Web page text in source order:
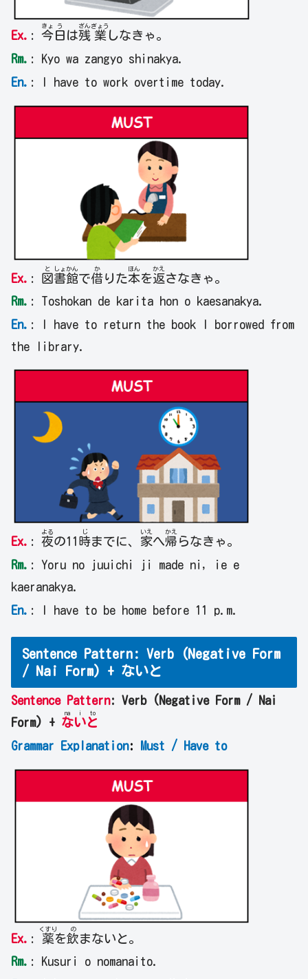
Ex. : 今
きょ
日
う
は残
ざん
業
ぎょう
しなきゃ。
Rm. : Kyo wa zangyo shinakya.
En. : I have to work overtime today.
Ex. : 図
と
書
しょ
館
かん
で借
か
りた本
ほん
を返
かえ
さなきゃ。
Rm. : Toshokan de karita hon o kaesanakya.
En. : I have to return the book I borrowed from
the library.
Ex. : 夜
よる
の11 時
じ
までに、 家
いえ
へ帰
かえ
らなきゃ。
Rm. : Yoru no juuichi ji made ni, ie e
kaeranakya.
En. : I have to be home before 11 p.m.
Sentence Pattern: Verb (Negative Form
/ Nai Form) + ないと
Sentence Pattern: Verb (Negative Form / Nai
Form) + な
na
い
i
と
to
Grammar Explanation: Must / Have to
Ex. : 薬
くすり
を飲
の
まないと。
Rm. : Kusuri o nomanaito.